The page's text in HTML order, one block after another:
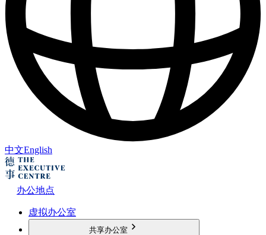
中文English
办公地点
虚拟办公室
共享办公室